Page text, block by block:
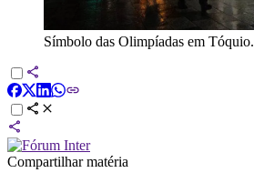
Símbolo das Olimpíadas em Tóquio.
Compartilhar matéria